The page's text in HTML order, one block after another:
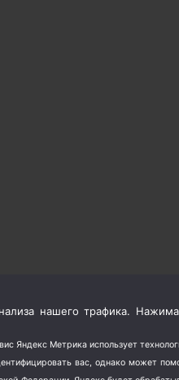
нашего трафика.
Яндекс Метрика использует
вас, однако может